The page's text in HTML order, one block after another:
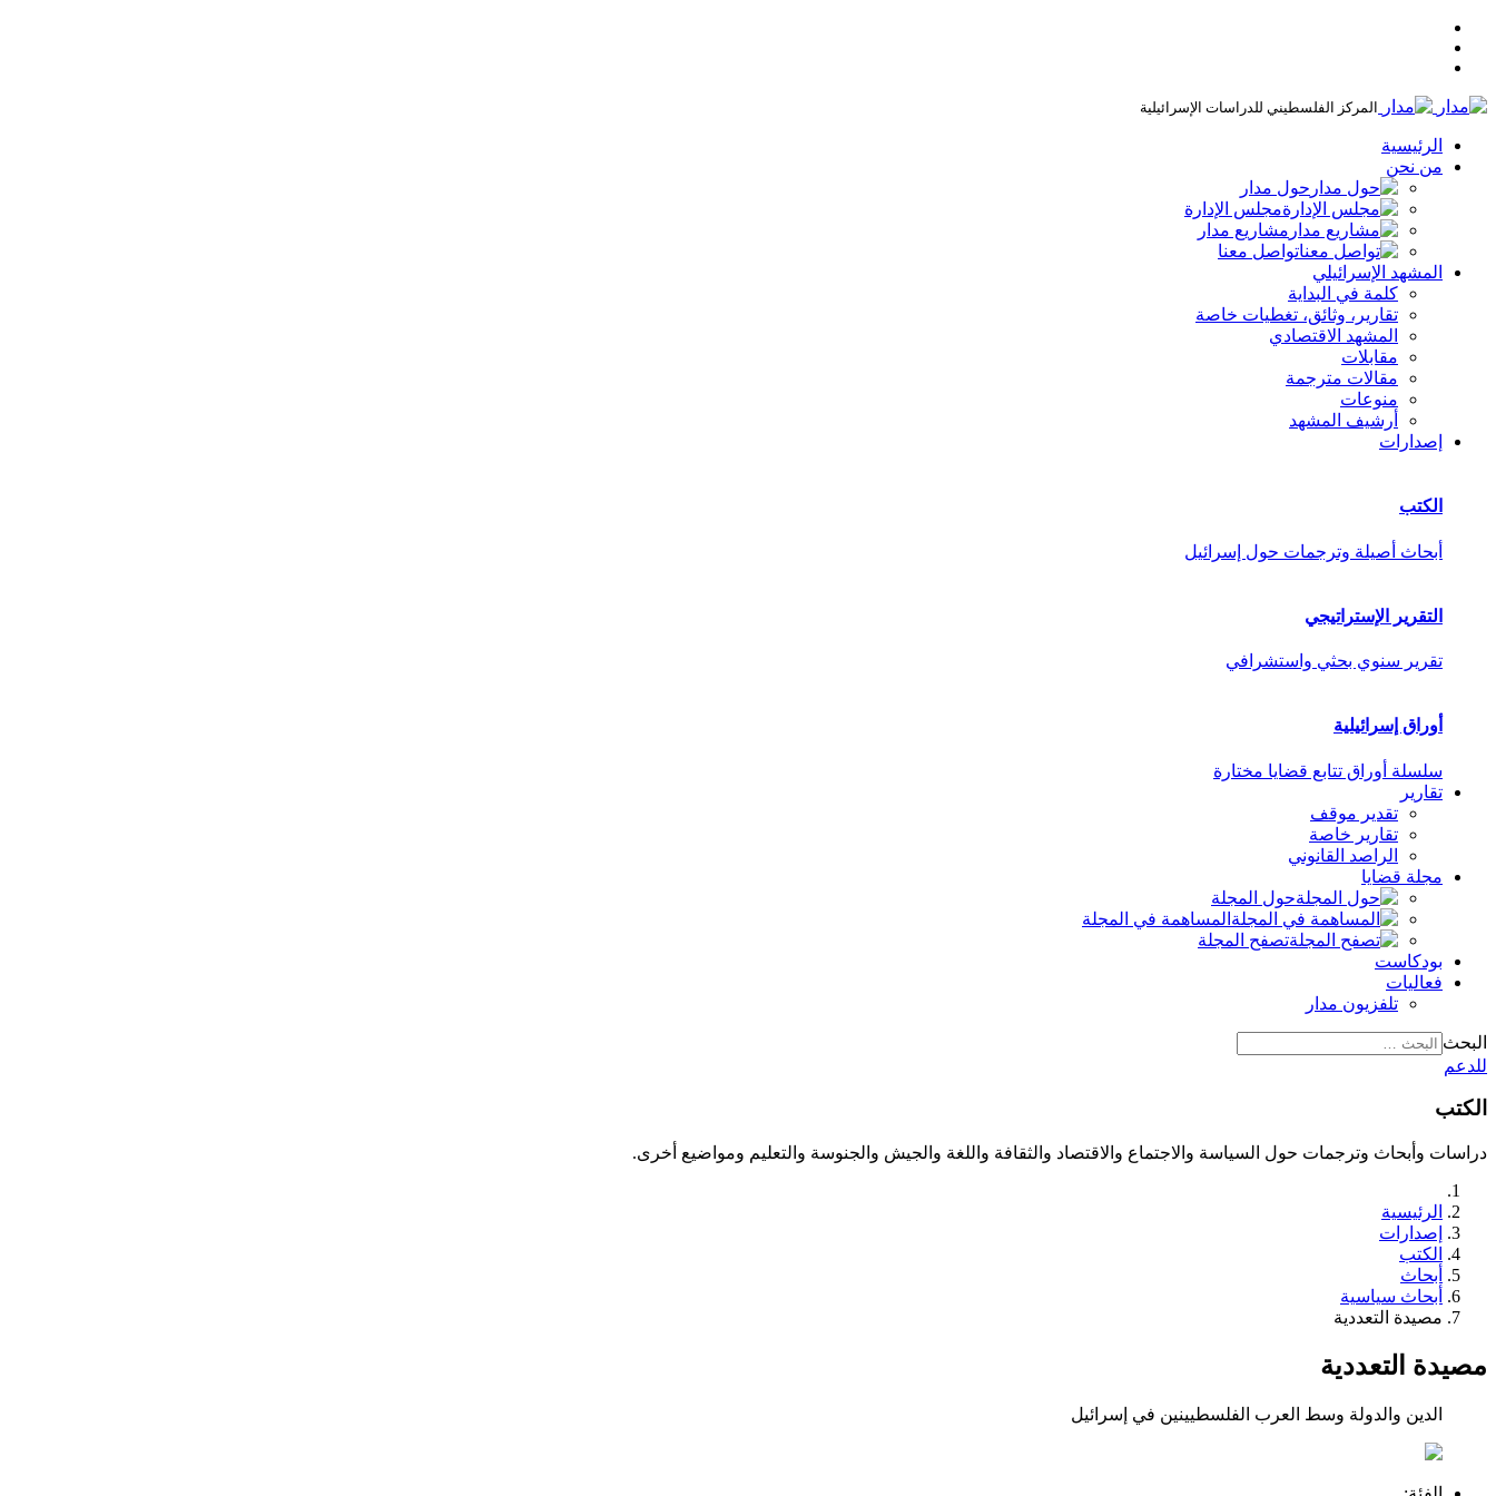
المركز الفلسطيني للدراسات الإسرائيلية
الرئيسية
من نحن
حول مدار
مجلس الإدارة
مشاريع مدار
تواصل معنا
المشهد الإسرائيلي
كلمة في البداية
تقارير، وثائق، تغطيات خاصة
المشهد الاقتصادي
مقابلات
مقالات مترجمة
منوعات
أرشيف المشهد
إصدارات
الكتب
أبحاث أصيلة وترجمات حول إسرائيل
التقرير الإستراتيجي
تقرير سنوي بحثي واستشرافي
أوراق إسرائيلية
سلسلة أوراق تتابع قضايا مختارة
تقارير
تقدير موقف
تقارير خاصة
الراصد القانوني
مجلة قضايا
حول المجلة
المساهمة في المجلة
تصفح المجلة
بودكاست
فعاليات
تلفزيون مدار
البحث
للدعم
الكتب
دراسات وأبحاث وترجمات حول السياسة والاجتماع والاقتصاد والثقافة واللغة والجيش والجنوسة والتعليم ومواضيع أخرى.
الرئيسية
إصدارات
الكتب
أبحاث
أبحاث سياسية
مصيدة التعددية
مصيدة التعددية
الدين والدولة وسط العرب الفلسطيينين في إسرائيل